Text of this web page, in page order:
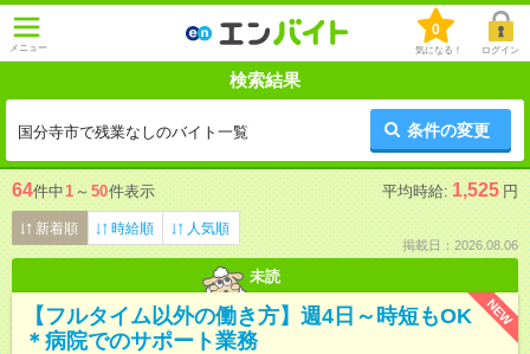
メニュー
0
気になる！ ログイン
検索結果
国分寺市で残業なしのバイト一覧 条件の変更
64件中1 ～ 50件表示 平均時給: 1,525 円
新着順 時給順 人気順
掲載日：2026.08.06
未読
NEW
【フルタイム以外の働き方】週4日～時短もOK
＊病院でのサポート業務